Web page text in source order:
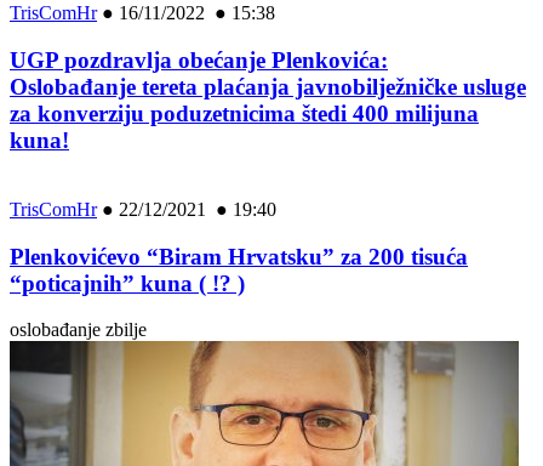
TrisComHr● 16/11/2022 ● 15:38
UGP pozdravlja obećanje Plenkovića:
Oslobađanje tereta plaćanja javnobilježničke usluge
za konverziju poduzetnicima štedi 400 milijuna
kuna!
TrisComHr● 22/12/2021 ● 19:40
Plenkovićevo “Biram Hrvatsku” za 200 tisuća
“poticajnih” kuna ( !? )
oslobađanje zbilje